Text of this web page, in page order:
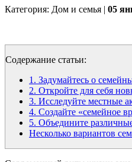
Категория: Дом и семья | 05
Содержание статьи:
1. Задумайтесь о
2. Откройте для себя
3. Исследуйте местные
4. Создайте «семейное
5. Объедините
Несколько вариантов